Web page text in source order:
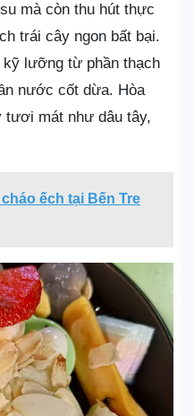
mà còn thu hút thực
trái cây ngon bất bại.
lưỡng từ phần thạch
nước cốt dừa. Hòa
tươi mát như dâu tây,
ếch tại Bến Tre